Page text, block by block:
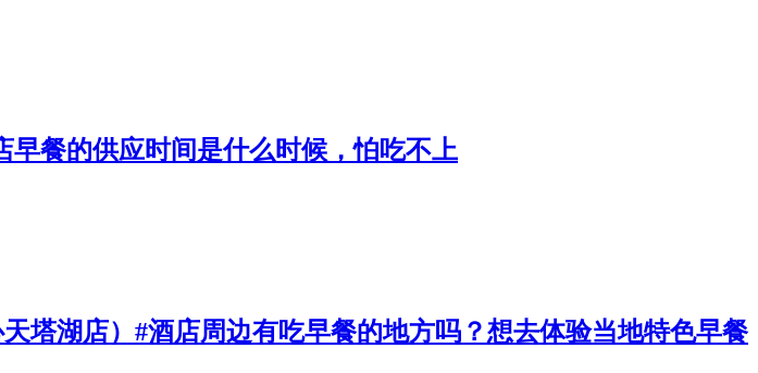
早餐的供应时间是什么时候，怕吃不上
塔湖店）#酒店周边有吃早餐的地方吗？想去体验当地特色早餐